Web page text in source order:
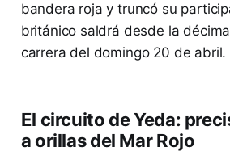
bandera roja y truncó su
británico saldrá desde la
carrera del domingo 20 de abril.
El circuito de Yeda:
a orillas del Mar Rojo